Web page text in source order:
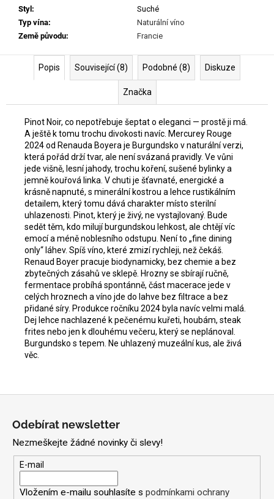
Styl :
Suché
Typ vína:
Naturální víno
Země původu: Francie
Popis Související (8) Podobné (8) Diskuze
Značka
Pinot Noir, co nepotřebuje šeptat o eleganci — prostě ji má.
A ještě k tomu trochu divokosti navíc. Mercurey Rouge
2024 od Renauda Boyera je Burgundsko v naturální verzi,
která pořád drží tvar, ale není svázaná pravidly. Ve vůni
jede višně, lesní jahody, trochu koření, sušené bylinky a
jemně kouřová linka. V chuti je šťavnaté, energické a
krásně napnuté, s minerální kostrou a lehce rustikálním
detailem, který tomu dává charakter místo sterilní
uhlazenosti. Pinot, který je živý, ne vystajlovaný. Bude
sedět těm, kdo milují burgundskou lehkost, ale chtějí víc
emocí a méně noblesního odstupu. Není to „fine dining
only“ láhev. Spíš víno, které zmizí rychleji, než čekáš.
Renaud Boyer pracuje biodynamicky, bez chemie a bez
zbytečných zásahů ve sklepě. Hrozny se sbírají ručně,
fermentace probíhá spontánně, část macerace jede v
celých hroznech a víno jde do lahve bez filtrace a bez
přidané síry. Produkce ročníku 2024 byla navíc velmi malá.
Dej lehce nachlazené k pečenému kuřeti, houbám, steak
frites nebo jen k dlouhému večeru, který se neplánoval.
Burgundsko s tepem. Ne uhlazený muzeální kus, ale živá
věc.
Odebírat newsletter
Nezmeškejte žádné novinky či slevy!
E-mail
Vložením e-mailu souhlasíte s podmínkami ochrany